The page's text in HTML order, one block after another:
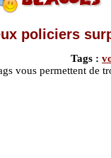
policiers
Tags :
vous permettent de